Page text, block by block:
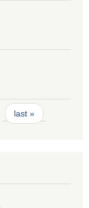
last »